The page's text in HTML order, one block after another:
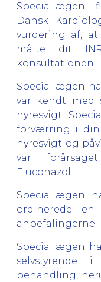
Speciallægen
Dansk
vurdering af,
målte dit
konsultationen.
Speciallægen
var kendt med
nyresvigt.
forværring i
nyresvigt og
var
Fluconazol.
Speciallægen
ordinerede en
anbefalingerne.
Speciallægen
selvstyrende
behandling,